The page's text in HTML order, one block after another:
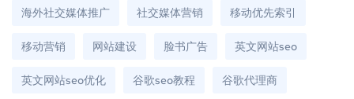
海外社交媒体推广 社交媒体营销 移动优先索引
移动营销 网站建设 脸书广告 英文网站seo
英文网站seo优化 谷歌seo教程 谷歌代理商